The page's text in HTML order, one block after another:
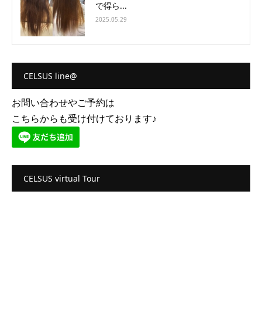
で得ら...
2025.05.29
CELSUS line@
お問い合わせやご予約は
こちらからも受け付けております♪
CELSUS virtual Tour